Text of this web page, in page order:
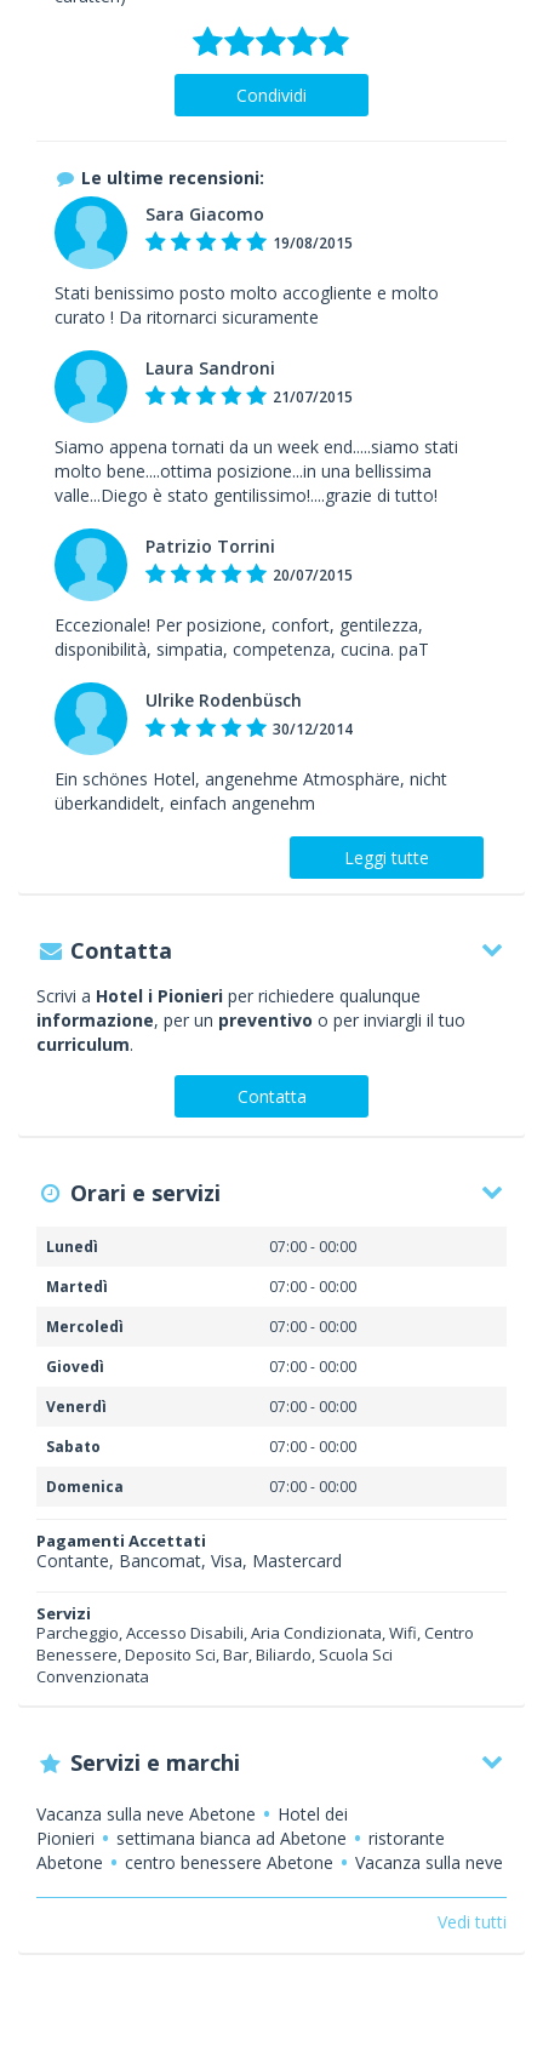
Condividi
Le ultime recensioni:
Sara Giacomo
19/08/2015
Stati benissimo posto molto accogliente e molto
curato ! Da ritornarci sicuramente
Laura Sandroni
21/07/2015
Siamo appena tornati da un week end.....siamo stati
molto bene....ottima posizione...in una bellissima
valle...Diego è stato gentilissimo!....grazie di tutto!
Patrizio Torrini
20/07/2015
Eccezionale! Per posizione, confort, gentilezza,
disponibilità, simpatia, competenza, cucina. paT
Ulrike Rodenbüsch
30/12/2014
Ein schönes Hotel, angenehme Atmosphäre, nicht
überkandidelt, einfach angenehm
Leggi tutte
Contatta
Scrivi a Hotel i Pionieri per richiedere qualunque
informazione, per un preventivo o per inviargli il tuo
curriculum.
Contatta
Orari e servizi
Lunedì
07:00 - 00:00
Martedì
07:00 - 00:00
Mercoledì
07:00 - 00:00
Giovedì
07:00 - 00:00
Venerdì
07:00 - 00:00
Sabato
07:00 - 00:00
Domenica
07:00 - 00:00
Pagamenti Accettati
Contante, Bancomat, Visa, Mastercard
Servizi
Parcheggio, Accesso Disabili, Aria Condizionata, Wifi, Centro
Benessere, Deposito Sci, Bar, Biliardo, Scuola Sci
Convenzionata
Servizi e marchi
Vacanza sulla neve Abetone
Hotel dei
Pionieri
settimana bianca ad Abetone
ristorante
Abetone
centro benessere Abetone
Vacanza sulla neve
Vedi tutti